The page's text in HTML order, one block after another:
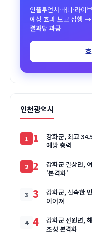
인플루언서·배너·라이
예상 효과 보고 집행 →
결과당 과금
인천광역시
1
강화군, 최고
예방 총력
2
강화군 길상면,
'본격화'
3
강화군, 신속한
이어져
4
강화군 선원면,
조성 본격화